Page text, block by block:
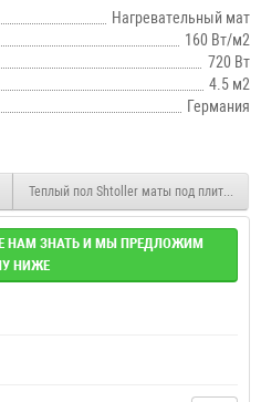
Нагревательный мат
160 Вт/м2
720 Вт
4.5 м2
Германия
480 Вт 3 м2 (0,5 х 6 м)
Теплый пол Shtoller маты под плитку
НАМ ЗНАТЬ И МЫ ПРЕДЛОЖИМ
НИЖЕ